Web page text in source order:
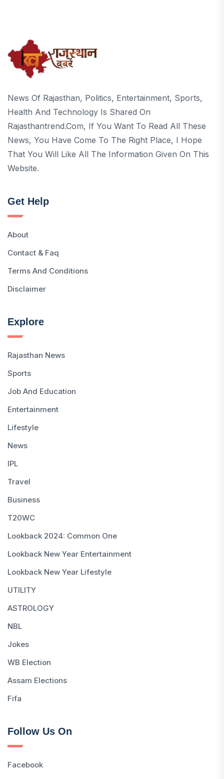
News Of Rajasthan, Politics, Entertainment, Sports,
Health And Technology Is Shared On
Rajasthantrend.com, If You Want To Read All These
News, You Have Come To The Right Place, I Hope
That You Will Like All The Information Given On This
Website.
Get Help
About
Contact & Faq
Terms And Conditions
Disclaimer
Explore
Rajasthan News
Sports
Job And Education
Entertainment
Lifestyle
News
IPL
Travel
Business
T20WC
Lookback 2024: Common One
Lookback New Year Entertainment
Lookback New Year Lifestyle
UTILITY
ASTROLOGY
NBL
Jokes
WB Election
Assam Elections
Fifa
Follow Us On
Facebook